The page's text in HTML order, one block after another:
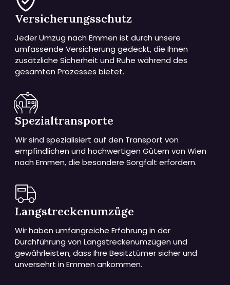
Versicherungsschutz
Jeder Umzug nach Emmen ist durch unsere
umfassende Versicherung gedeckt, die Ihnen
zusätzliche Sicherheit und Ruhe während des
gesamten Prozesses bietet.
Spezialtransporte
Wir sind spezialisiert auf den Transport von
empfindlichen und hochwertigen Gütern von Wien
nach Emmen, die besondere Sorgfalt erfordern.
Langstreckenumzüge
Wir haben umfangreiche Erfahrung in der
Durchführung von Langstreckenumzügen und
gewährleisten, dass Ihre Besitztümer sicher und
unversehrt in Emmen ankommen.